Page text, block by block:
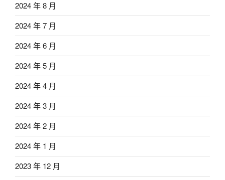
2024 年 8 月
2024 年 7 月
2024 年 6 月
2024 年 5 月
2024 年 4 月
2024 年 3 月
2024 年 2 月
2024 年 1 月
2023 年 12 月